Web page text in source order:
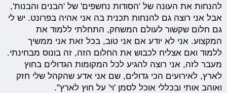
להנחות את העונה של 'הסודות נחשפים' של 'הבנים והבנות',
אבל אני רוצה גם להנחות תכנית בה אני אהיה בפרונט. יש לי
גם חלום שקשור לעולם המשחק, התחלתי ללמוד את
המקצוע. אני לא יודע אם אני טוב, בכל זאת אני ממשיך
ללמוד ואם אצליח לכבוש את החלום הזה, זה בונוס מבחינתי.
מעבר לזה, אני רוצה להגיע לכל המקומות הגדולים בחוץ
לארץ, לאירועים הכי גדולים, שם אני אדע שהקהל שלי חזק
ואוהב אותי ובכללי אוכל לסמן 'וי' על חוץ לארץ".